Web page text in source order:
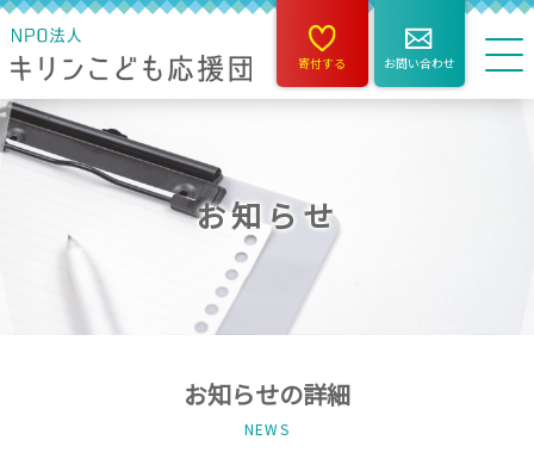
寄付する お問い合わせ
お知らせ
お知らせの詳細
NEWS